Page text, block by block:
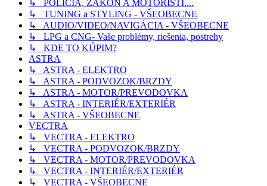
↳ POLÍCIA, ZÁKON A MOTORISTI....
↳ TUNING a STYLING - VŠEOBECNE
↳ AUDIO/VIDEO/NAVIGÁCIA - VŠEOBECNE
↳ LPG a CNG- Vaše problémy, riešenia, postrehy
↳ KDE TO KÚPIM?
ASTRA
↳ ASTRA - ELEKTRO
↳ ASTRA - PODVOZOK/BRZDY
↳ ASTRA - MOTOR/PREVODOVKA
↳ ASTRA - INTERIÉR/EXTERIÉR
↳ ASTRA - VŠEOBECNE
VECTRA
↳ VECTRA - ELEKTRO
↳ VECTRA - PODVOZOK/BRZDY
↳ VECTRA - MOTOR/PREVODOVKA
↳ VECTRA - INTERIÉR/EXTERIÉR
↳ VECTRA - VŠEOBECNE